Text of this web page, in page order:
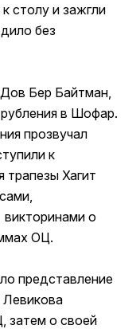
столу и зажгли
без
Бер Байтман,
в Шофар.
прозвучал
к
трапезы Хагит
о
ОЦ.
представление
затем о своей